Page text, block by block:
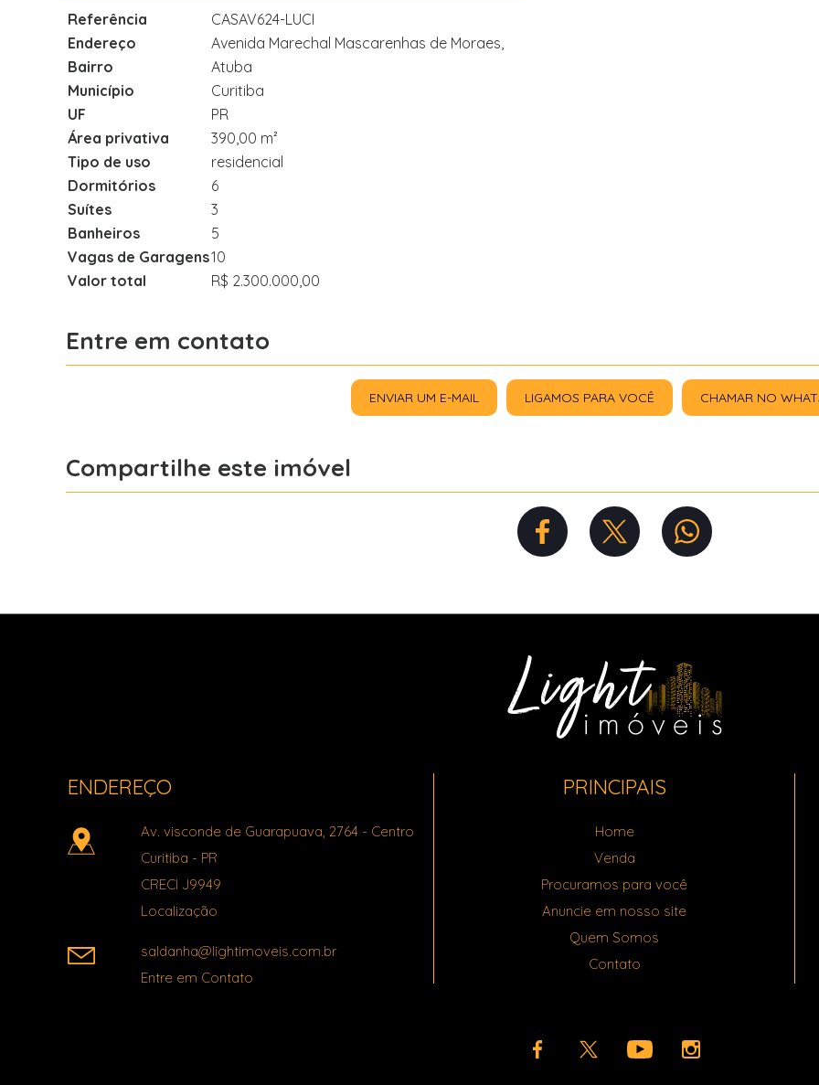
Referência
CASAV624-LUCI
Endereço
Avenida Marechal Mascarenhas de Moraes,
Bairro
Atuba
Município
Curitiba
UF
PR
Área privativa
390,00 m²
Tipo de uso
residencial
Dormitórios
6
Suítes
3
Banheiros
5
Vagas de Garagens10
Valor total
R$ 2.300.000,00
Entre em contato
ENVIAR UM E-MAIL LIGAMOS PARA VOCÊ CHAMAR NO
Compartilhe este imóvel
ENDEREÇO
Av. visconde de Guarapuava, 2764 - Centro
Curitiba - PR
CRECI J9949
Localização
saldanha@lightimoveis.com.br
Entre em Contato
PRINCIPAIS
Home
Venda
Procuramos para você
Anuncie em nosso site
Quem Somos
Contato